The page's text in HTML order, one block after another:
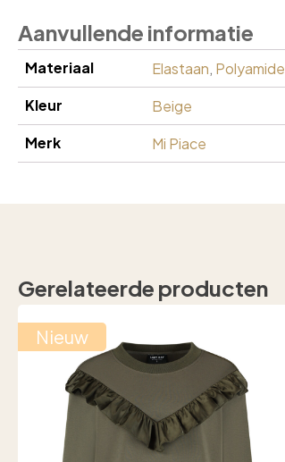
Aanvullende informatie
Materiaal Elastaan, Polyamide
Kleur
Beige
Merk
Mi Piace
Gerelateerde producten
Nieuw